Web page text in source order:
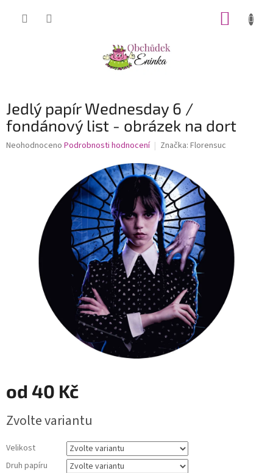
Jedlý papír Wednesday 6 /
fondánový list - obrázek na dort
Průměrné
hvězdiček.
Neohodnoceno Podrobnosti hodnocení Značka: Florensuc
od 40 Kč
cena:
Zvolte variantu
Velikost
Druh papíru